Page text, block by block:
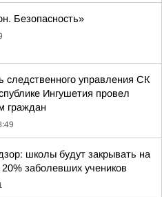
Безопасность»
следственного управления СК
Ингушетия провел
граждан
школы будут закрывать на
20% заболевших учеников